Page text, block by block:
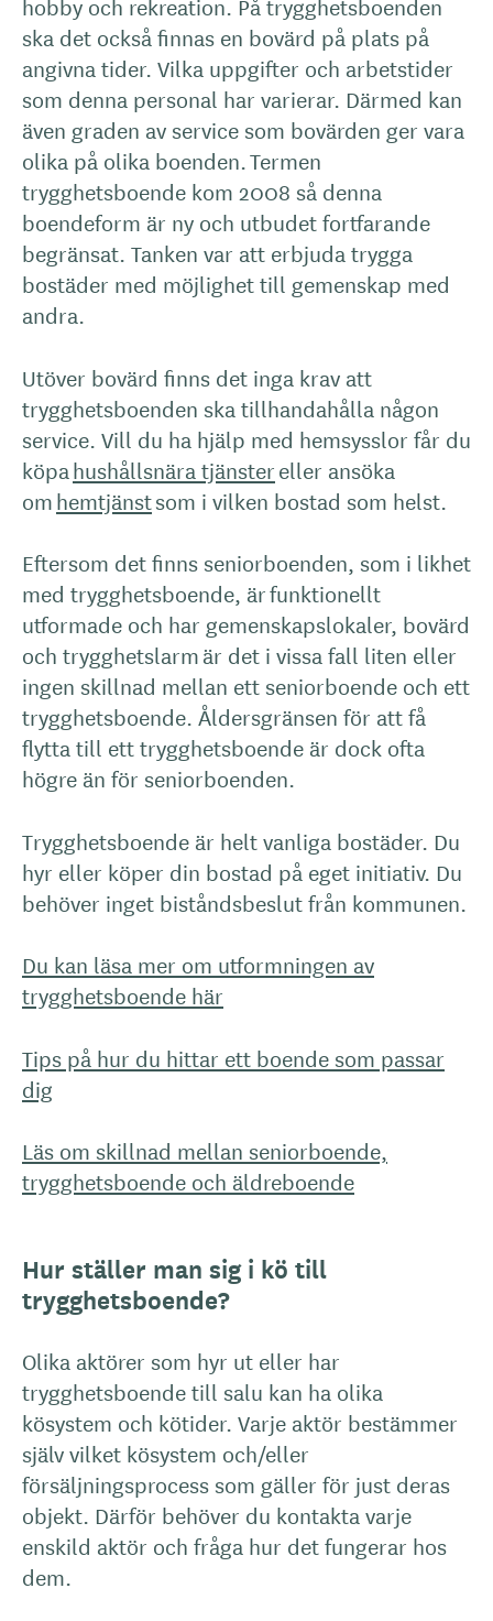
ska det också finnas en bovärd på plats på
angivna tider. Vilka uppgifter och arbetstider
som denna personal har varierar. Därmed kan
även graden av service som bovärden ger vara
olika på olika boenden. Termen
trygghetsboende kom 2008 så denna
boendeform är ny och utbudet fortfarande
begränsat. Tanken var att erbjuda trygga
bostäder med möjlighet till gemenskap med
andra.
Utöver bovärd finns det inga krav att
trygghetsboenden ska tillhandahålla någon
service. Vill du ha hjälp med hemsysslor får du
köpahushållsnära tjänstereller ansöka
omhemtjänstsom i vilken bostad som helst.
Eftersom det finns seniorboenden, som i likhet
med trygghetsboende, är funktionellt
utformade och har gemenskapslokaler, bovärd
och trygghetslarm är det i vissa fall liten eller
ingen skillnad mellan ett seniorboende och ett
trygghetsboende. Åldersgränsen för att få
flytta till ett trygghetsboende är dock ofta
högre än för seniorboenden.
Trygghetsboende är helt vanliga bostäder. Du
hyr eller köper din bostad på eget initiativ. Du
behöver inget biståndsbeslut från kommunen.
Du kan läsa mer om utformningen av
trygghetsboende här
Tips på hur du hittar ett boende som passar
dig
Läs om skillnad mellan seniorboende,
trygghetsboende och äldreboende
Hur ställer man sig i kö till
trygghetsboende?
Olika aktörer som hyr ut eller har
trygghetsboende till salu kan ha olika
kösystem och kötider. Varje aktör bestämmer
själv vilket kösystem och/eller
försäljningsprocess som gäller för just deras
objekt. Därför behöver du kontakta varje
enskild aktör och fråga hur det fungerar hos
dem.